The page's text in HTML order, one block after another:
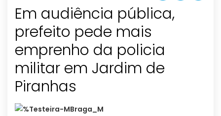
Em audiência pública,
prefeito pede mais
emprenho da policia
militar em Jardim de